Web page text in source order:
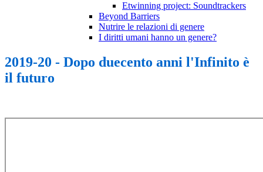
Etwinning project: Soundtrackers
Beyond Barriers
Nutrire le relazioni di genere
I diritti umani hanno un genere?
2019-20 - Dopo duecento anni l'Infinito è
il futuro